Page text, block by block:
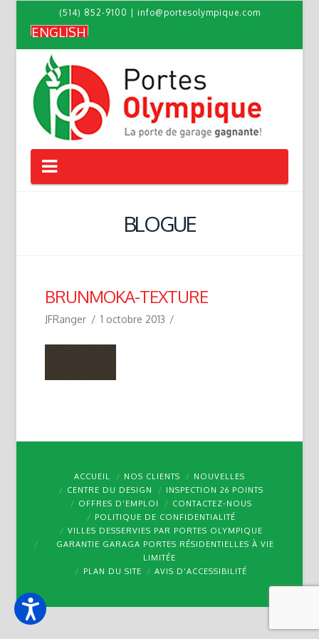
(514) 852-9100 info@portesolympique.com
ENGLISH
Navigation
BLOGUE
BRUNMOKA-TEXTURE
JFRanger 1 octobre 2013
ACCUEIL NOS CLIENTS
NOUVELLES
CENTRE DU DESIGN
INSPECTION 26 POINTS
OFFRES D’EMPLOI
CONTACTEZ-NOUS
POLITIQUE DE CONFIDENTIALITÉ
VILLES DESSERVIES PAR PORTES OLYMPIQUE
GARANTIE GARAGA PORTES RÉSIDENTIELLES À VIE
LIMITÉE
PLAN DU SITE
AVIS D’ACCESSIBILITÉ